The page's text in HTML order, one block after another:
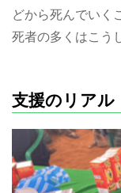
どから死んでいく
死者の多くはこう
支援のリアル